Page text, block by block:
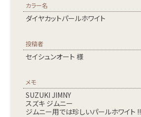
カラー名
ダイヤカットパールホワイト
投稿者
セイシュンオート 様
メモ
SUZUKI JIMNY
スズキ ジムニー
ジムニー用では珍しいパールホワイト !!